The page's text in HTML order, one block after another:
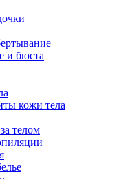
и бюста
кожи тела
телом